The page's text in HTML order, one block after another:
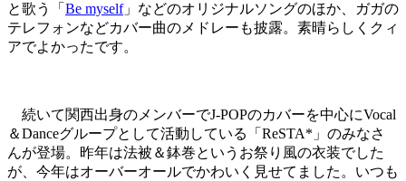
と歌う「 Be myself」などのオリジナルソングのほか、ガガの
テレフォンなどカバー曲のメドレーも披露。素晴らしくクィ
アでよかったです。
続いて関西出身のメンバーでJ-POPのカバーを中心にVocal
＆Danceグループとして活動している「ReSTA*」のみなさ
んが登場。昨年は法被＆鉢巻というお祭り風の衣装でした
が、今年はオーバーオールでかわいく見せてました。いつも